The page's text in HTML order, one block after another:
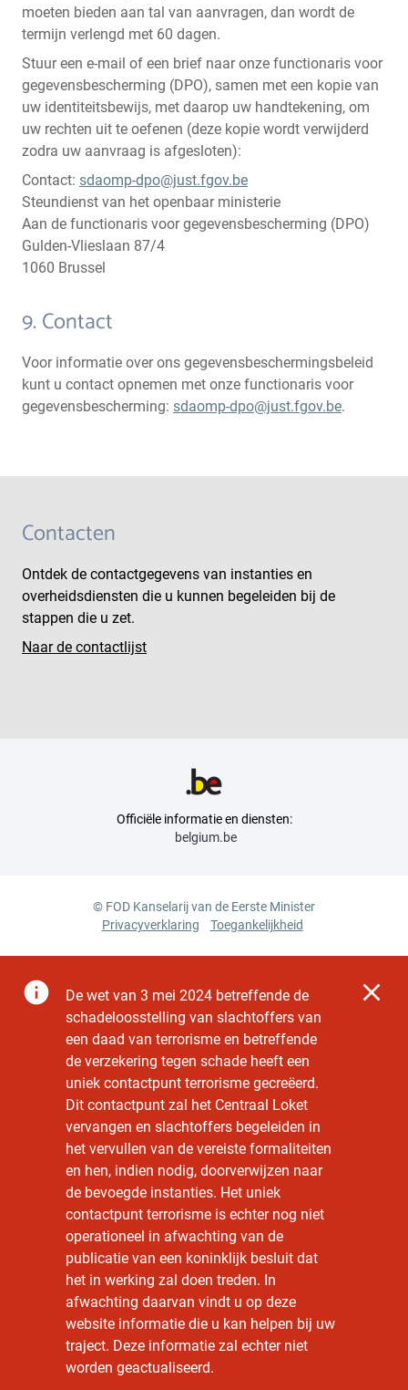
moeten bieden aan tal van aanvragen, dan wordt de
termijn verlengd met 60 dagen.
Stuur een e-mail of een brief naar onze functionaris voor
gegevensbescherming (DPO), samen met een kopie van
uw identiteitsbewijs, met daarop uw handtekening, om
uw rechten uit te oefenen (deze kopie wordt verwijderd
zodra uw aanvraag is afgesloten):
Contact: sdaomp-dpo@just.fgov.be
Steundienst van het openbaar ministerie
Aan de functionaris voor gegevensbescherming (DPO)
Gulden-Vlieslaan 87/4
1060 Brussel
9. Contact
Voor informatie over ons gegevensbeschermingsbeleid
kunt u contact opnemen met onze functionaris voor
gegevensbescherming: sdaomp-dpo@just.fgov.be.
Contacten
Ontdek de contactgegevens van instanties en
overheidsdiensten die u kunnen begeleiden bij de
stappen die u zet.
Naar de contactlijst
Officiële informatie en diensten:
belgium.be
© FOD Kanselarij van de Eerste Minister
Privacyverklaring
Toegankelijkheid
De wet van 3 mei 2024 betreffende de
schadeloosstelling van slachtoffers van
een daad van terrorisme en betreffende
de verzekering tegen schade heeft een
uniek contactpunt terrorisme gecreëerd.
Dit contactpunt zal het Centraal Loket
vervangen en slachtoffers begeleiden in
het vervullen van de vereiste formaliteiten
en hen, indien nodig, doorverwijzen naar
de bevoegde instanties. Het uniek
contactpunt terrorisme is echter nog niet
operationeel in afwachting van de
publicatie van een koninklijk besluit dat
het in werking zal doen treden. In
afwachting daarvan vindt u op deze
website informatie die u kan helpen bij uw
traject. Deze informatie zal echter niet
worden geactualiseerd.